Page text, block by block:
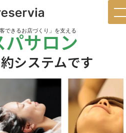
客できるお店づくり」を支える
サロン
システムです